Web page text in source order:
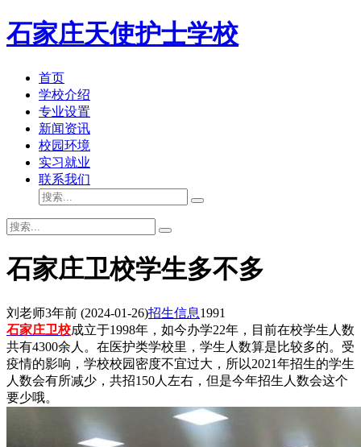
石家庄天使护士学校
首页
学校介绍
专业设置
新闻资讯
校园环境
实习就业
联系我们
石家庄卫校学生多不多
刘老师3年前 (2024-01-26)招生信息1991
石家庄卫校成立于1998年，如今办学22年，目前在校学生人数
共有4300余人。在医护类学校里，学生人数算是比较多的。受
疫情的影响，学校校园密度不宜过大，所以2021年招生的学生
人数会有所减少，共招150人左右，但是今年招生人数会这个
要少哦。